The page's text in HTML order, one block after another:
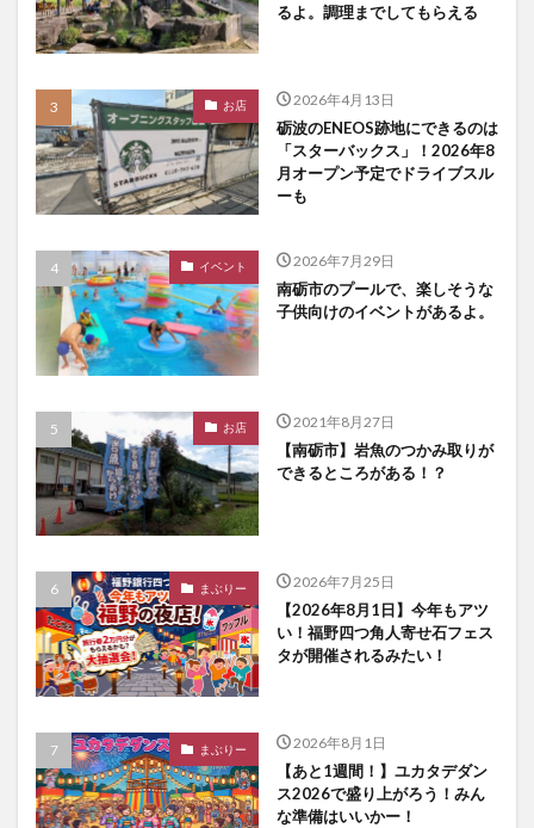
るよ。調理までしてもらえる
お店 2026年4月13日
砺波のENEOS跡地にできるのは
「スターバックス」！2026年8
月オープン予定でドライブスル
ーも
イベント 2026年7月29日
南砺市のプールで、楽しそうな
子供向けのイベントがあるよ。
お店 2021年8月27日
【南砺市】岩魚のつかみ取りが
できるところがある！？
まぶりー 2026年7月25日
【2026年8月1日】今年もアツ
い！福野四つ角人寄せ石フェス
タが開催されるみたい！
まぶりー 2026年8月1日
【あと1週間！】ユカタデダン
ス2026で盛り上がろう！みん
な準備はいいかー！